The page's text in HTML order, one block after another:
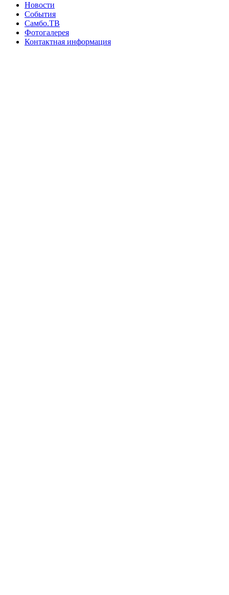
Новости
События
Самбо.ТВ
Фотогалерея
Контактная информация